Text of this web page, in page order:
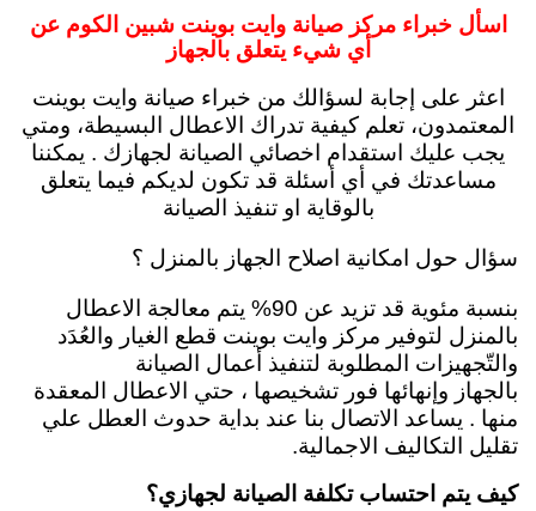
اسأل خبراء مركز صيانة وايت بوينت شبين الكوم عن
أي شيء يتعلق بالجهاز
اعثر على إجابة لسؤالك من خبراء صيانة وايت بوينت
المعتمدون، تعلم كيفية تدراك الاعطال البسيطة، ومتي
يجب عليك استقدام اخصائي الصيانة لجهازك . يمكننا
مساعدتك في أي أسئلة قد تكون لديكم فيما يتعلق
بالوقاية او تنفيذ الصيانة
سؤال حول امكانية اصلاح الجهاز بالمنزل ؟
بنسبة مئوية قد تزيد عن 90% يتم معالجة الاعطال
بالمنزل لتوفير مركز وايت بوينت قطع الغيار والعُدَد
والتّجهيزات المطلوبة لتنفيذ أعمال الصيانة
بالجهاز وإنهائها فور تشخيصها ، حتي الاعطال المعقدة
منها . يساعد الاتصال بنا عند بداية حدوث العطل علي
تقليل التكاليف الاجمالية.
كيف يتم احتساب تكلفة الصيانة لجهازي؟